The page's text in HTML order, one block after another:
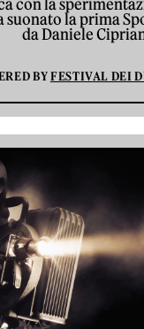
con la
suonato la prima
da Daniele
BYFESTIVAL DEI